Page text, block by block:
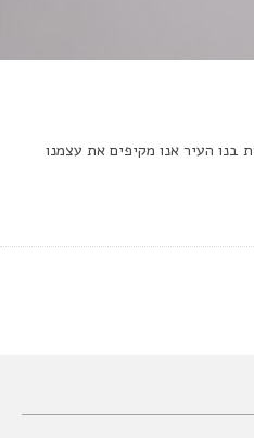
בנו העיר אנו מקיפים את עצמנו